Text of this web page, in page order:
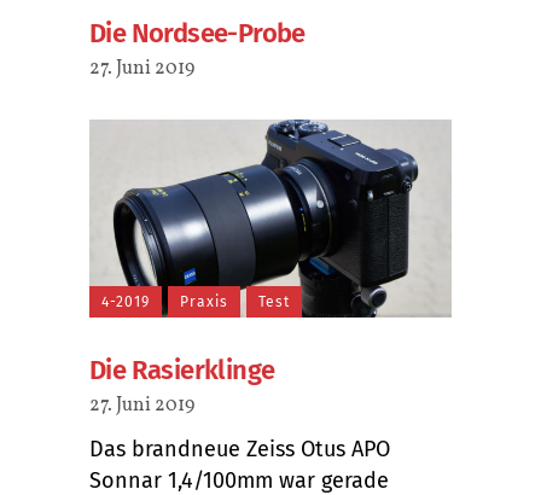
Die Nordsee-Probe
27. Juni 2019
4-2019 Praxis Test
Die Rasierklinge
27. Juni 2019
Das brandneue Zeiss Otus APO
Sonnar 1,4/100mm war gerade